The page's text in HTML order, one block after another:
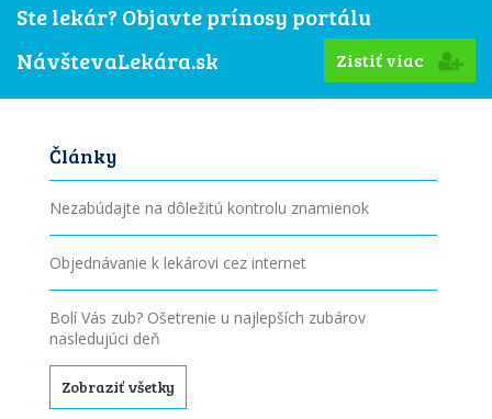
Ste lekár? Objavte prínosy portálu
NávštevaLekára.sk
Zistiť viac
Články
Nezabúdajte na dôležitú kontrolu znamienok
Objednávanie k lekárovi cez internet
Bolí Vás zub? Ošetrenie u najlepších zubárov
nasledujúci deň
Zobraziť všetky